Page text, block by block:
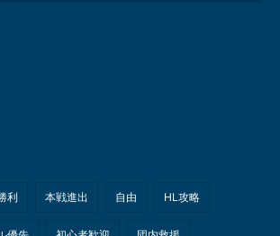
利 本戦進出 自由 HL攻略